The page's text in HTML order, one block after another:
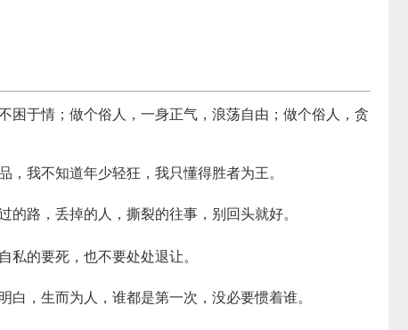
困于情；做个俗人，一身正气，浪荡自由；做个俗人，贪
我不知道年少轻狂，我只懂得胜者为王。
路，丢掉的人，撕裂的往事，别回头就好。
私的要死，也不要处处退让。
，生而为人，谁都是第一次，没必要惯着谁。